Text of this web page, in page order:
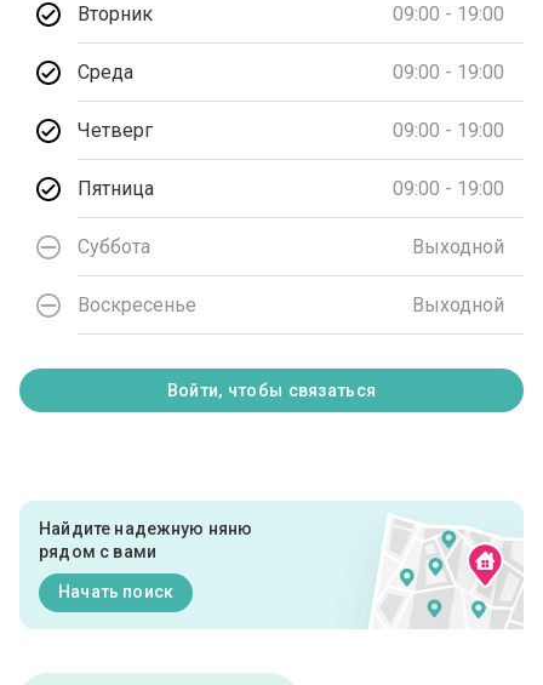
Вторник 09:00 - 19:00
Среда 09:00 - 19:00
Четверг 09:00 - 19:00
Пятница 09:00 - 19:00
Суббота Выходной
Воскресенье Выходной
Войти, чтобы связаться
Найдите надежную няню
рядом с вами
Начать поиск